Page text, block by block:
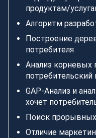
продуктам/
Алгоритм
Построение
потребителя
Анализ корневых
GAP-Анализ и
хочет
Поиск
Отличие